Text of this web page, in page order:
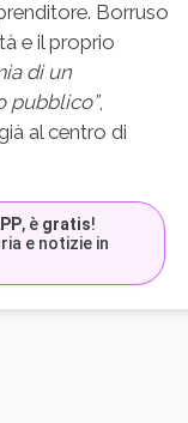
Borruso
e il proprio
di un
pubblico”,
al centro di
, è gratis!
e notizie in